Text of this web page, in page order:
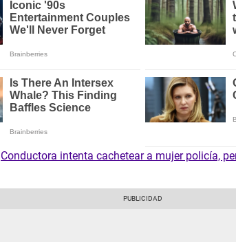
Conductora intenta cachetear a mujer policía,